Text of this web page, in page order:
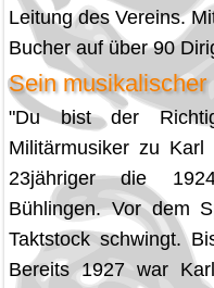
Leitung des Vereins.
Bucher auf über 90
Sein musikalischer
"Du bist der
Militärmusiker zu
23jähriger die
Bühlingen. Vor dem
Taktstock schwingt.
Bereits 1927 war